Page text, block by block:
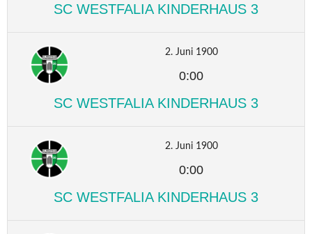
SC WESTFALIA KINDERHAUS 3
2. Juni 1900
0:00
SC WESTFALIA KINDERHAUS 3
2. Juni 1900
0:00
SC WESTFALIA KINDERHAUS 3